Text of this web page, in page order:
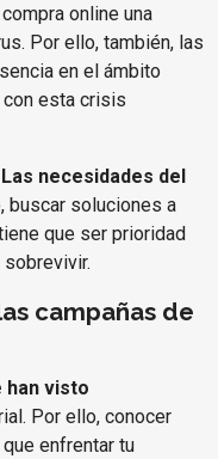
online una
Por ello, también, las
en el ámbito
esta crisis
Las necesidades del
buscar soluciones a
que ser prioridad
campañas de
han visto
Por ello, conocer
enfrentar tu